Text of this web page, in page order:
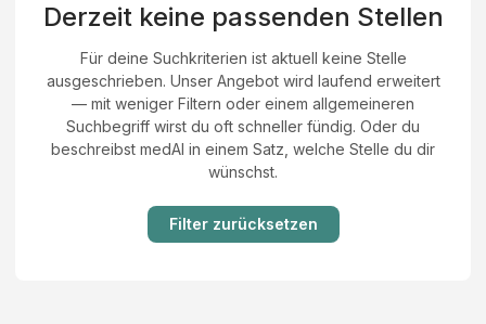
Derzeit keine passenden Stellen
Für deine Suchkriterien ist aktuell keine Stelle
ausgeschrieben. Unser Angebot wird laufend erweitert
— mit weniger Filtern oder einem allgemeineren
Suchbegriff wirst du oft schneller fündig. Oder du
beschreibst medAI in einem Satz, welche Stelle du dir
wünschst.
Filter zurücksetzen